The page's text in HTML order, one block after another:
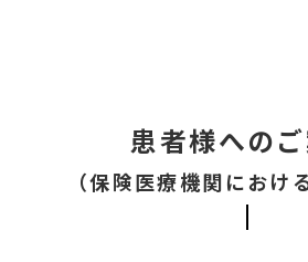
患者様への
（保険医療機関におけ